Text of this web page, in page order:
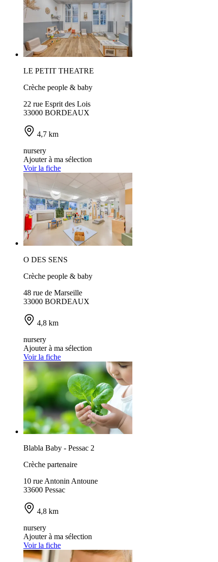
LE PETIT THEATRE
Crèche people & baby
22 rue Esprit des Lois
33000 BORDEAUX
4,7 km
nursery
Ajouter à ma sélection
Voir la fiche
O DES SENS
Crèche people & baby
48 rue de Marseille
33000 BORDEAUX
4,8 km
nursery
Ajouter à ma sélection
Voir la fiche
Blabla Baby - Pessac 2
Crèche partenaire
10 rue Antonin Antoune
33600 Pessac
4,8 km
nursery
Ajouter à ma sélection
Voir la fiche